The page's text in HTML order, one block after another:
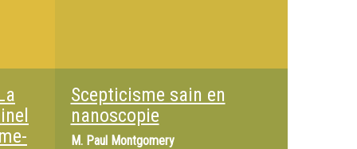
Scepticisme sain en
nanoscopie
M. Paul Montgomery